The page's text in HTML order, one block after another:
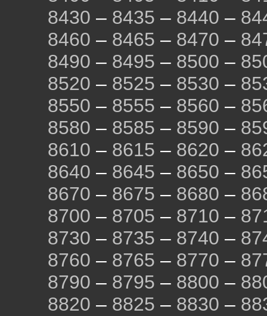
8430 – 8435 – 8440 –
8460 – 8465 – 8470 –
8490 – 8495 – 8500 –
8520 – 8525 – 8530 –
8550 – 8555 – 8560 –
8580 – 8585 – 8590 –
8610 – 8615 – 8620 –
8640 – 8645 – 8650 –
8670 – 8675 – 8680 –
8700 – 8705 – 8710 –
8730 – 8735 – 8740 –
8760 – 8765 – 8770 –
8790 – 8795 – 8800 –
8820 – 8825 – 8830 –